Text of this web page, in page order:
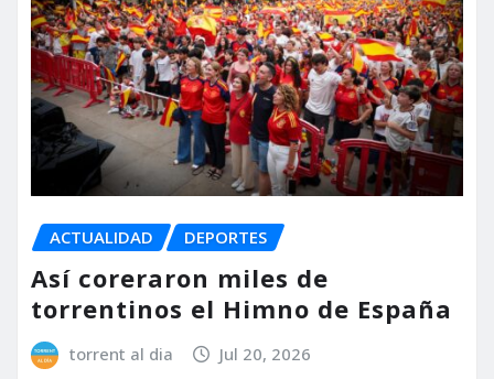
ACTUALIDAD DEPORTES
Así coreraron miles de
torrentinos el Himno de España
torrent al dia Jul 20, 2026